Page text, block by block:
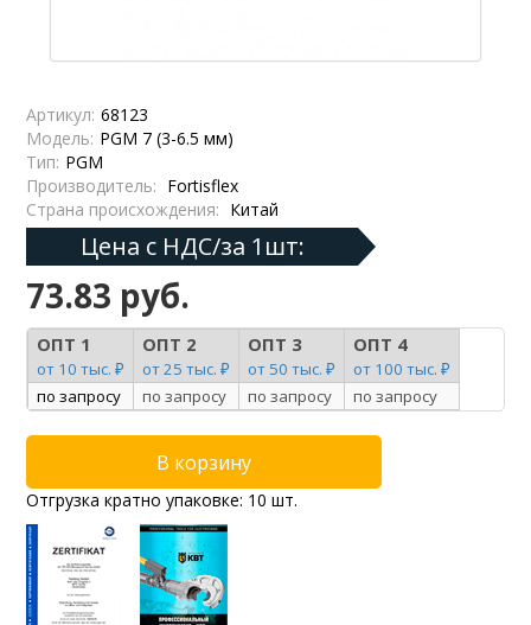
Артикул: 68123
Модель: PGM 7 (3-6.5 мм)
Тип: PGM
Производитель: Fortisflex
Страна происхождения: Китай
Цена с НДС/за 1шт:
73.83 руб.
ОПТ 1
от 10 тыс. ₽
ОПТ 2
от 25 тыс. ₽
ОПТ 3
от 50 тыс. ₽
ОПТ 4
от 100 тыс. ₽
по запросу
по запросу по запросу по запросу
Отгрузка кратно упаковке: 10 шт.